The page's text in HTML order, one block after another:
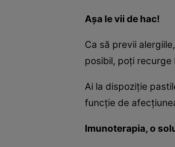
Aşa le vii de hac!
Ca să previi
posibil, poţi recurge
Ai la dispoziţie
funcţie de
Imunoterapia, o